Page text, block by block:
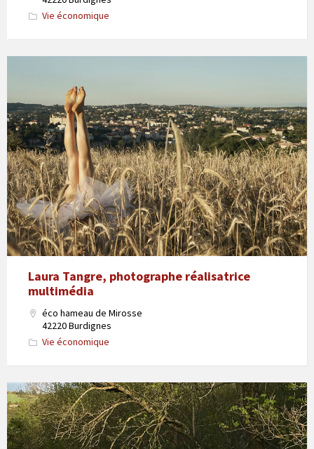
Vie économique
Laura Tangre, photographe réalisatrice
multimédia
éco hameau de Mirosse
42220 Burdignes
Vie économique